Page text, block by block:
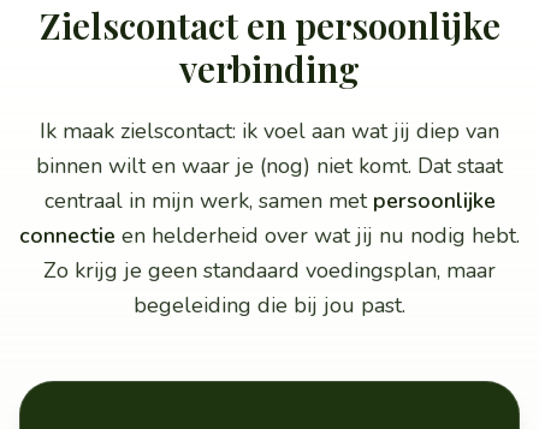
Zielscontact en persoonlijke
verbinding
Ik maak zielscontact: ik voel aan wat jij diep van
binnen wilt en waar je (nog) niet komt. Dat staat
centraal in mijn werk, samen met persoonlijke
connectie en helderheid over wat jij nu nodig hebt.
Zo krijg je geen standaard voedingsplan, maar
begeleiding die bij jou past.